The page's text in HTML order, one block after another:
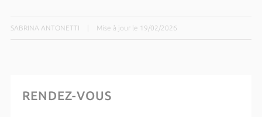
SABRINA ANTONETTI Mise à jour le 19/02/2026
RENDEZ-VOUS